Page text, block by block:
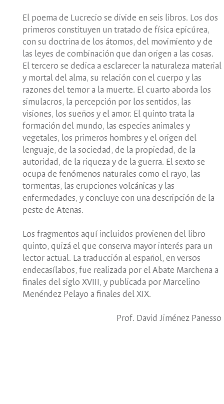
El poema de Lucrecio se divide en seis libros. Los dos
primeros constituyen un tratado de física epicúrea,
con su doctrina de los átomos, del movimiento y de
las leyes de combinación que dan origen a las cosas.
El tercero se dedica a esclarecer la naturaleza material
y mortal del alma, su relación con el cuerpo y las
razones del temor a la muerte. El cuarto aborda los
simulacros, la percepción por los sentidos, las
visiones, los sueños y el amor. El quinto trata la
formación del mundo, las especies animales y
vegetales, los primeros hombres y el origen del
lenguaje, de la sociedad, de la propiedad, de la
autoridad, de la riqueza y de la guerra. El sexto se
ocupa de fenómenos naturales como el rayo, las
tormentas, las erupciones volcánicas y las
enfermedades, y concluye con una descripción de la
peste de Atenas.
Los fragmentos aquí incluidos provienen del libro
quinto, quizá el que conserva mayor interés para un
lector actual. La traducción al español, en versos
endecasílabos, fue realizada por el Abate Marchena a
finales del siglo XVIII, y publicada por Marcelino
Menéndez Pelayo a finales del XIX.
Prof. David Jiménez Panesso